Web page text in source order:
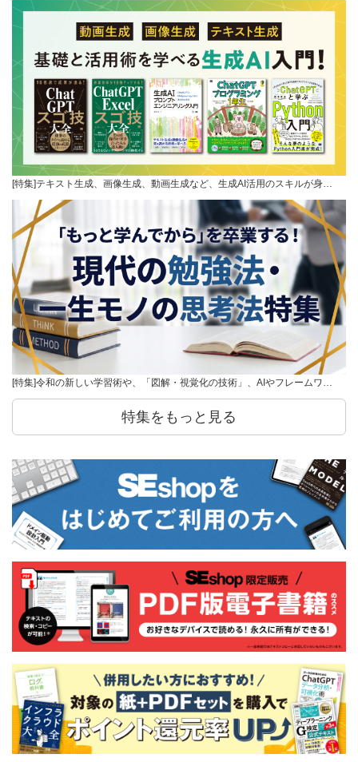
[特集]テキスト生成、画像生成、動画生成など、生成AI活用のスキルが身…
[特集]令和の新しい学習術や、「図解・視覚化の技術」、AIやフレームワ…
特集をもっと見る